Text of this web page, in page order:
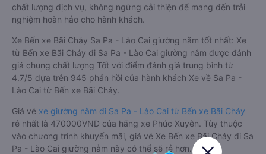
chất lượng dịch vụ, không ngừng cải thiện để mang đến trải
nghiệm hoàn hảo cho hành khách.
Xe Bến xe Bãi Cháy Sa Pa - Lào Cai giường nằm tốt nhất: Xe
từ Bến xe Bãi Cháy đi Sa Pa - Lào Cai giường nằm được đánh
giá chung chất lượng Tốt với điểm đánh giá trung bình từ
4.7/5 dựa trên 945 phản hồi của hành khách Xe về Sa Pa -
Lào Cai từ Bến xe Bãi Cháy.
Giá vé xe giường nằm đi Sa Pa - Lào Cai từ Bến xe Bãi Cháy
rẻ nhất là 470000VND của hãng xe Phúc Xuyên. Tùy thuộc
vào chương trình khuyến mãi, giá vé Xe Bến xe Bãi Cháy đi Sa
Pa - Lào Cai giường nằm này có thể sẽ rẻ hơn.